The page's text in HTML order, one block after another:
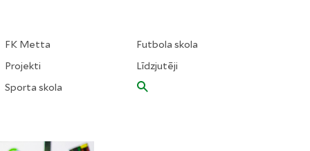
FK Metta
Projekti
Sporta skola
Futbola skola
Līdzjutēji